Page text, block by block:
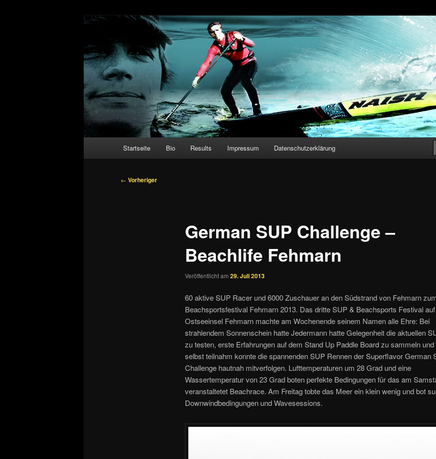
Christian Hahn – Stand Up Paddling
Startseite Bio Results Impressum Datenschutzerklärung
Beitragsnavigation
← Vorheriger
German SUP Challenge –
Beachlife Fehmarn
Veröffentlicht am 29. Juli 2013
60 aktive SUP Racer und 6000 Zuschauer an den Südstrand von Fehmarn
Beachsportsfestival Fehmarn 2013. Das dritte SUP & Beachsports Festival
Ostseeinsel Fehmarn machte am Wochenende seinem Namen alle Ehre: Bei
strahlendem Sonnenschein hatte Jedermann hatte Gelegenheit die aktuellen
zu testen, erste Erfahrungen auf dem Stand Up Paddle Board zu sammeln
selbst teilnahm konnte die spannenden SUP Rennen der Superflavor German
Challenge hautnah mitverfolgen. Lufttemperaturen um 28 Grad und eine
Wassertemperatur von 23 Grad boten perfekte Bedingungen für das am
veranstaltetet Beachrace. Am Freitag tobte das Meer ein klein wenig und bot
Downwindbedingungen und Wavesessions.